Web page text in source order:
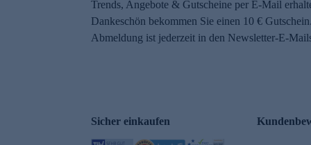
Trends, Angebote & Gutscheine per E-Mail
Dankeschön bekommen Sie einen 10 €
Abmeldung ist jederzeit in den Newsletter-E-
Sicher einkaufen